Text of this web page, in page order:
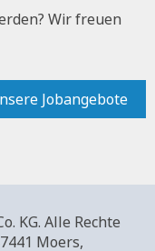
Wir freuen
Jobangebote
KG. Alle Rechte
Moers,